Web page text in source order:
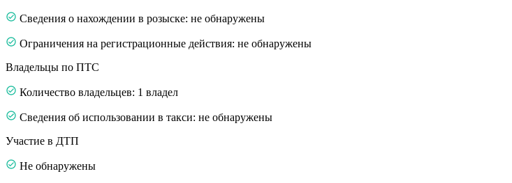
Сведения о нахождении в розыске: не обнаружены
Ограничения на регистрационные действия: не обнаружены
Владельцы по ПТС
Количество владельцев: 1 владел
Сведения об использовании в такси: не обнаружены
Участие в ДТП
Не обнаружены